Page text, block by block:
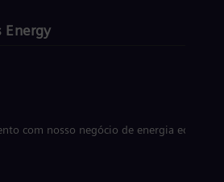
Energy
com nosso negócio de energia eólica